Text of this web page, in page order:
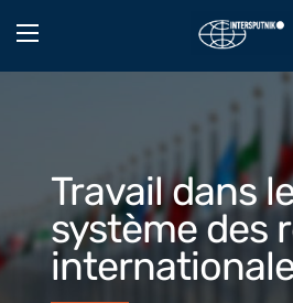
Travail dans
système des